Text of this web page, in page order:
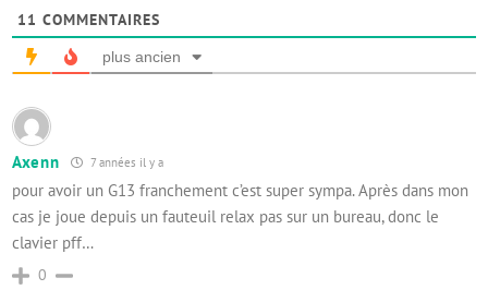
11 COMMENTAIRES
plus ancien
Axenn 7 années il y a
pour avoir un G13 franchement c’est super sympa. Après dans mon
cas je joue depuis un fauteuil relax pas sur un bureau, donc le
clavier pff…
0